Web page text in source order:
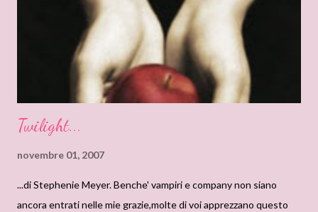
l’eroe notturno, cupo e tenebroso, con il 75% dei voti!!! Dal
piedistallo della vittoria guarda lontano con occhi penetranti.
Dopo di lui, prende posto sul gradino del secondo posto...
Twilight...
novembre 01, 2007
...di Stephenie Meyer. Benche' vampiri e company non siano
ancora entrati nelle mie grazie,molte di voi apprezzano questo